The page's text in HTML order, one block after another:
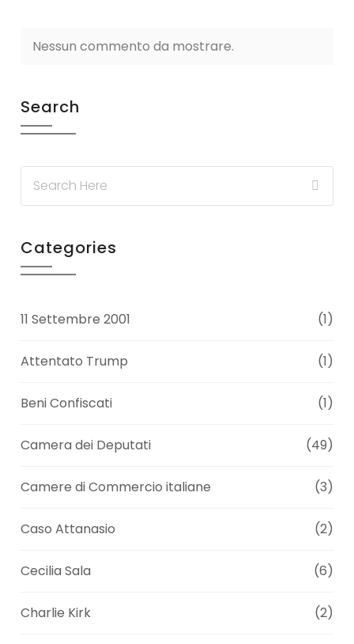
Nessun commento da mostrare.
Search
Categories
11 Settembre 2001 (1)
Attentato Trump (1)
Beni Confiscati (1)
Camera dei Deputati (49)
Camere di Commercio italiane (3)
Caso Attanasio (2)
Cecilia Sala (6)
Charlie Kirk (2)